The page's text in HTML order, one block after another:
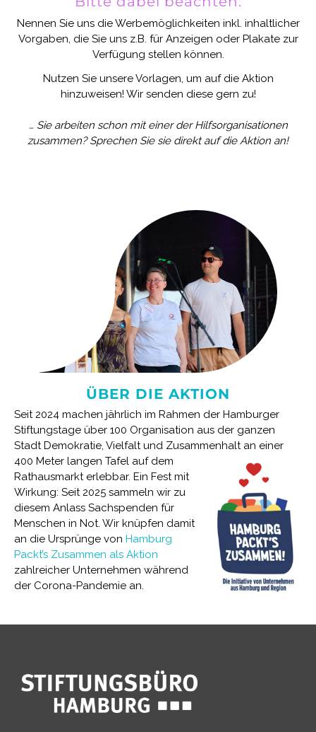
Nennen Sie uns die Werbemöglichkeiten inkl. inhaltlicher
Vorgaben, die Sie uns z.B. für Anzeigen oder Plakate zur
Verfügung stellen können.
Nutzen Sie unsere Vorlagen, um auf die Aktion
hinzuweisen! Wir senden diese gern zu!
… Sie arbeiten schon mit einer der Hilfsorganisationen
zusammen? Sprechen Sie sie direkt auf die Aktion an!
ÜBER DIE AKTION
Seit 2024 machen jährlich im Rahmen der Hamburger
Stiftungstage über 100 Organisation aus der ganzen
Stadt Demokratie, Vielfalt und Zusammenhalt an einer
400 Meter langen Tafel auf dem
Rathausmarkt erlebbar. Ein Fest mit
Wirkung: Seit 2025 sammeln wir zu
diesem Anlass Sachspenden für
Menschen in Not. Wir knüpfen damit
an die Ursprünge von Hamburg
Packt’s Zusammen als Aktion
zahlreicher Unternehmen während
der Corona-Pandemie an.